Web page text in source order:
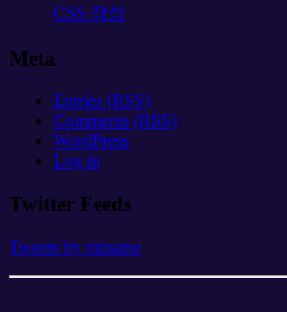
CSS 작성
Meta
Entries (RSS)
Comments (RSS)
WordPress
Log in
Twitter Feeds
Tweets by miname